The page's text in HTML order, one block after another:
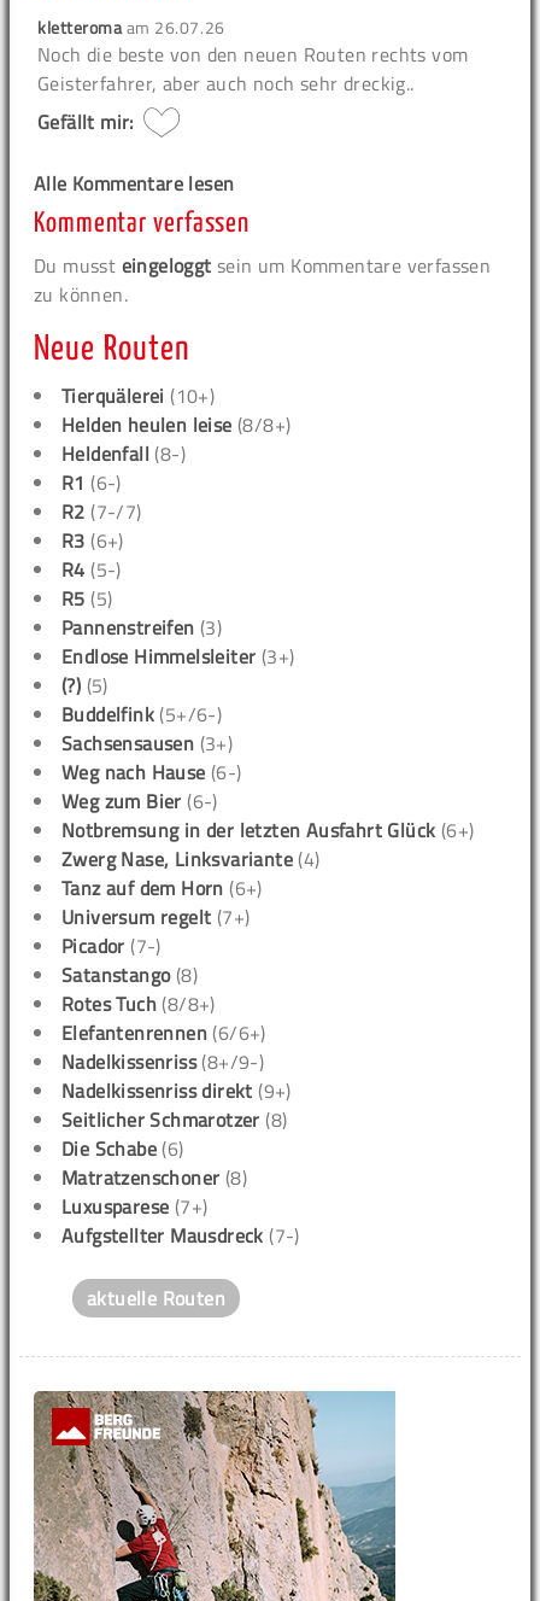
kletteromaam 26.07.26
Noch die beste von den neuen Routen rechts vom
Geisterfahrer, aber auch noch sehr dreckig..
Gefällt mir:
Alle Kommentare lesen
Kommentar verfassen
Du musst eingeloggt sein um Kommentare verfassen
zu können.
Neue Routen
Tierquälerei (10+)
Helden heulen leise (8/8+)
Heldenfall (8-)
R1 (6-)
R2 (7-/7)
R3 (6+)
R4 (5-)
R5 (5)
Pannenstreifen (3)
Endlose Himmelsleiter (3+)
(?) (5)
Buddelfink (5+/6-)
Sachsensausen (3+)
Weg nach Hause (6-)
Weg zum Bier (6-)
Notbremsung in der letzten Ausfahrt Glück (6+)
Zwerg Nase, Linksvariante (4)
Tanz auf dem Horn (6+)
Universum regelt (7+)
Picador (7-)
Satanstango(8)
Rotes Tuch (8/8+)
Elefantenrennen (6/6+)
Nadelkissenriss(8+/9-)
Nadelkissenriss direkt (9+)
Seitlicher Schmarotzer (8)
Die Schabe (6)
Matratzenschoner (8)
Luxusparese (7+)
Aufgstellter Mausdreck (7-)
aktuelle Routen